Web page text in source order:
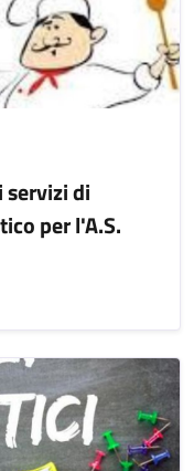
di
per l'A.S.